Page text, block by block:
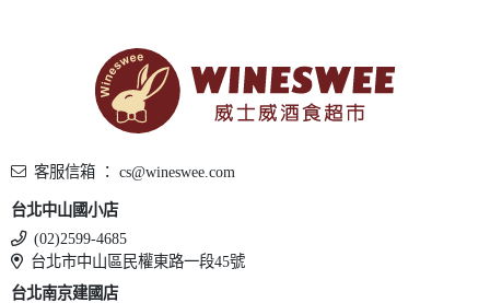
客服信箱 ： cs@wineswee.com
台北中山國小店
(02)2599-4685
台北市中山區民權東路一段45號
台北南京建國店